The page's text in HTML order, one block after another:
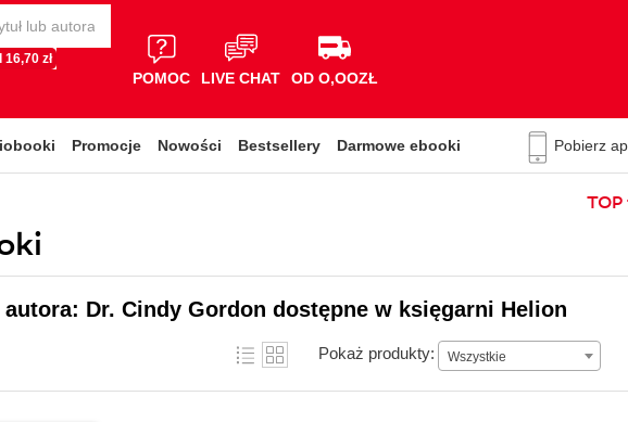
zł
POMOC LIVE CHAT OD O,OOZŁ
Promocje Nowości Bestsellery Darmowe ebooki Pobierz
autora: Dr. Cindy Gordon dostępne w księgarni Helion
Pokaż produkty: Wszystkie